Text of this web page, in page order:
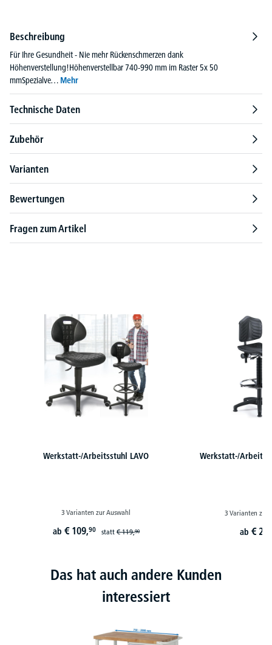
Beschreibung
Für Ihre Gesundheit - Nie mehr Rückenschmerzen dank
Höhenverstellung!Höhenverstellbar 740-990 mm im Raster 5x 50
mmSpezialve… Mehr
Technische Daten
Zubehör
Varianten
Bewertungen
Fragen zum Artikel
Werkstatt-/Arbeitsstuhl LAVO
3 Varianten zur Auswahl
ab € 109,90 statt€ 119,90
Werkstatt-/
3 Varianten zur
ab€
Das hat auch andere Kunden
interessiert